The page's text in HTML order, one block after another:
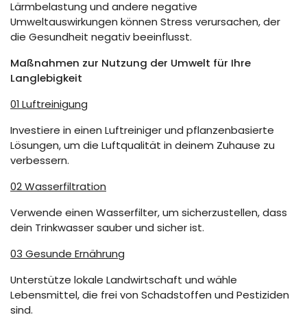
Lärmbelastung und andere negative
Umweltauswirkungen können Stress verursachen, der
die Gesundheit negativ beeinflusst.
Maßnahmen zur Nutzung der Umwelt für Ihre
Langlebigkeit
01 Luftreinigung
Investiere in einen Luftreiniger und pflanzenbasierte
Lösungen, um die Luftqualität in deinem Zuhause zu
verbessern.
02 Wasserfiltration
Verwende einen Wasserfilter, um sicherzustellen, dass
dein Trinkwasser sauber und sicher ist.
03 Gesunde Ernährung
Unterstütze lokale Landwirtschaft und wähle
Lebensmittel, die frei von Schadstoffen und Pestiziden
sind.